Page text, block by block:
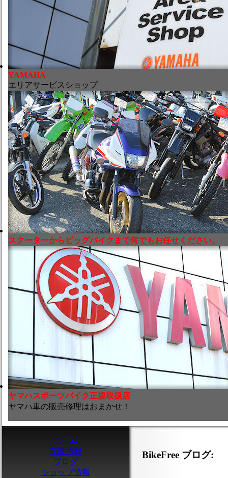
YAMAHA
エリアサービスショップ
スクーターからビッグバイクまで何でもお任せください。
ヤマハスポーツバイク正規取扱店
ヤマハ車の販売修理はおまかせ！
ホーム
在庫情報
ブログ
ショップ情報
BikeFree ブログ: